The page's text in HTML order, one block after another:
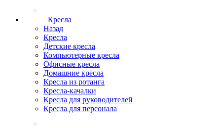
Кресла
Назад
Кресла
Детские кресла
Компьютерные кресла
Офисные кресла
Домашние кресла
Кресла из ротанга
Кресла-качалки
Кресла для руководителей
Кресла для персонала